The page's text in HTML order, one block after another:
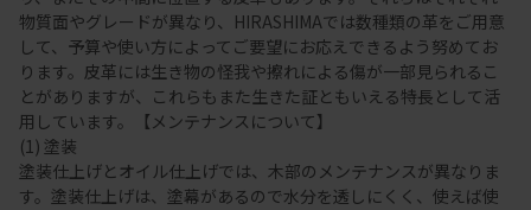
物質面やグレードが異なり、HIRASHIMAでは数種類の革をご用意
して、予算や使い方によってご要望にお応えできるよう努めてお
ります。皮革には生き物の怪我や擦れによる傷が一部見られるこ
とがありますが、これらもまた生きた証ともいえる特長として活
用しています。【メンテナンスについて】
(1) 塗装
塗装仕上げとオイル仕上げでは、木部のメンテナンスが異なりま
す。塗装仕上げは、塗幕があるので水分を透しにくく、使えば使